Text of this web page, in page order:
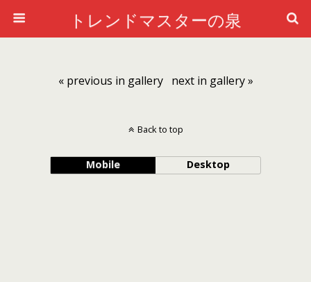
トレンドマスターの泉
« previous in gallery next in gallery »
Back to top
Mobile Desktop